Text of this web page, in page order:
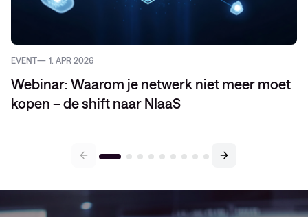
EVENT 1. APR 2026
Webinar: Waarom je netwerk niet meer moet
kopen – de shift naar NIaaS